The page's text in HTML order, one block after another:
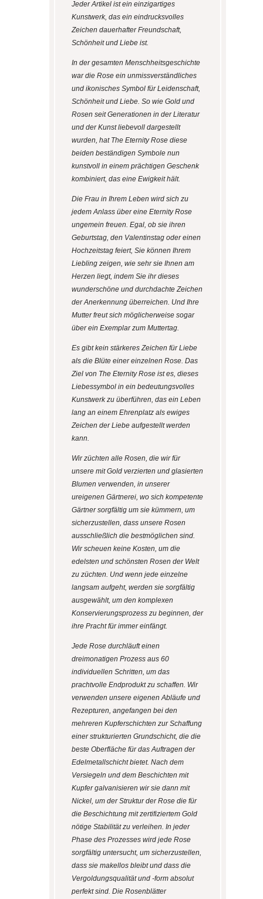
Jeder Artikel ist ein einzigartiges
Kunstwerk, das ein eindrucksvolles
Zeichen dauerhafter Freundschaft,
Schönheit und Liebe ist.
In der gesamten Menschheitsgeschichte
war die Rose ein unmissverständliches
und ikonisches Symbol für Leidenschaft,
Schönheit und Liebe. So wie Gold und
Rosen seit Generationen in der Literatur
und der Kunst liebevoll dargestellt
wurden, hat The Eternity Rose diese
beiden beständigen Symbole nun
kunstvoll in einem prächtigen Geschenk
kombiniert, das eine Ewigkeit hält.
Die Frau in Ihrem Leben wird sich zu
jedem Anlass über eine Eternity Rose
ungemein freuen. Egal, ob sie ihren
Geburtstag, den Valentinstag oder einen
Hochzeitstag feiert, Sie können Ihrem
Liebling zeigen, wie sehr sie Ihnen am
Herzen liegt, indem Sie ihr dieses
wunderschöne und durchdachte Zeichen
der Anerkennung überreichen. Und Ihre
Mutter freut sich möglicherweise sogar
über ein Exemplar zum Muttertag.
Es gibt kein stärkeres Zeichen für Liebe
als die Blüte einer einzelnen Rose. Das
Ziel von The Eternity Rose ist es, dieses
Liebessymbol in ein bedeutungsvolles
Kunstwerk zu überführen, das ein Leben
lang an einem Ehrenplatz als ewiges
Zeichen der Liebe aufgestellt werden
kann.
Wir züchten alle Rosen, die wir für
unsere mit Gold verzierten und glasierten
Blumen verwenden, in unserer
ureigenen Gärtnerei, wo sich kompetente
Gärtner sorgfältig um sie kümmern, um
sicherzustellen, dass unsere Rosen
ausschließlich die bestmöglichen sind.
Wir scheuen keine Kosten, um die
edelsten und schönsten Rosen der Welt
zu züchten. Und wenn jede einzelne
langsam aufgeht, werden sie sorgfältig
ausgewählt, um den komplexen
Konservierungsprozess zu beginnen, der
ihre Pracht für immer einfängt.
Jede Rose durchläuft einen
dreimonatigen Prozess aus 60
individuellen Schritten, um das
prachtvolle Endprodukt zu schaffen. Wir
verwenden unsere eigenen Abläufe und
Rezepturen, angefangen bei den
mehreren Kupferschichten zur Schaffung
einer strukturierten Grundschicht, die die
beste Oberfläche für das Auftragen der
Edelmetallschicht bietet. Nach dem
Versiegeln und dem Beschichten mit
Kupfer galvanisieren wir sie dann mit
Nickel, um der Struktur der Rose die für
die Beschichtung mit zertifiziertem Gold
nötige Stabilität zu verleihen. In jeder
Phase des Prozesses wird jede Rose
sorgfältig untersucht, um sicherzustellen,
dass sie makellos bleibt und dass die
Vergoldungsqualität und -form absolut
perfekt sind. Die Rosenblätter